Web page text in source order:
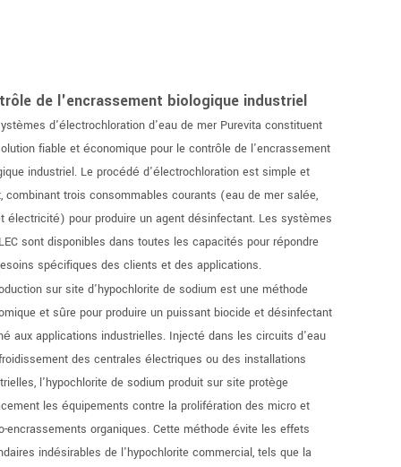
de l'encrassement biologique industriel
d'électrochloration d'eau de mer Purevita constituent
fiable et économique pour le contrôle de l'encrassement
industriel. Le procédé d'électrochloration est simple et
combinant trois consommables courants (eau de mer salée,
électricité) pour produire un agent désinfectant. Les systèmes
sont disponibles dans toutes les capacités pour répondre
spécifiques des clients et des applications.
sur site d'hypochlorite de sodium est une méthode
et sûre pour produire un puissant biocide et désinfectant
aux applications industrielles. Injecté dans les circuits d'eau
des centrales électriques ou des installations
l'hypochlorite de sodium produit sur site protège
les équipements contre la prolifération des micro et
encrassements organiques. Cette méthode évite les effets
indésirables de l'hypochlorite commercial, tels que la